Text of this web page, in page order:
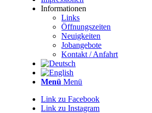
Informationen
Links
Öffnungszeiten
Neuigkeiten
Jobangebote
Kontakt / Anfahrt
Menü Menü
Link zu Facebook
Link zu Instagram